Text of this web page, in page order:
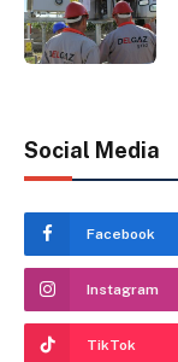
Social Media
Facebook
Instagram
TikTok